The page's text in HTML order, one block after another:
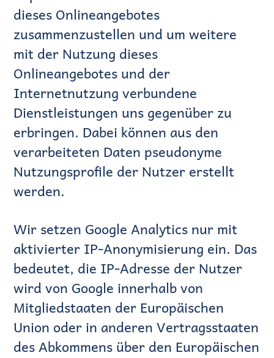
dieses Onlineangebotes
zusammenzustellen und um weitere
mit der Nutzung dieses
Onlineangebotes und der
Internetnutzung verbundene
Dienstleistungen uns gegenüber zu
erbringen. Dabei können aus den
verarbeiteten Daten pseudonyme
Nutzungsprofile der Nutzer erstellt
werden.
Wir setzen Google Analytics nur mit
aktivierter IP-Anonymisierung ein. Das
bedeutet, die IP-Adresse der Nutzer
wird von Google innerhalb von
Mitgliedstaaten der Europäischen
Union oder in anderen Vertragsstaaten
des Abkommens über den Europäischen